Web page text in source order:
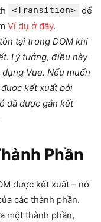
<Transition> để
Ví dụ ở đây.
tại trong DOM khi
Lý tưởng, điều này
Vue. Nếu muốn
kết xuất bởi
đã được gắn kết
Phần
được kết xuất – nó
các thành phần.
một thành phần,